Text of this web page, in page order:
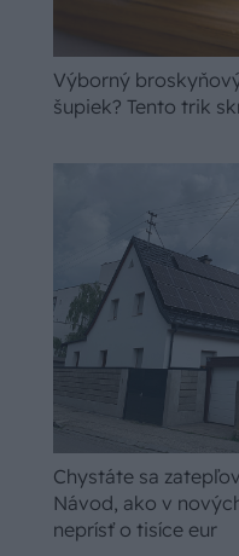
Výborný
šupiek? Tento trik
Chystáte sa
Návod, ako v
neprísť o tisíce eur